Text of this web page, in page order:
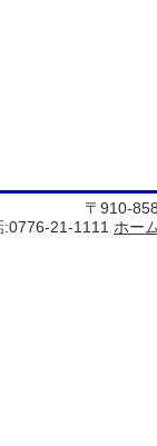
〒910-
:0776-21-1111 ホー